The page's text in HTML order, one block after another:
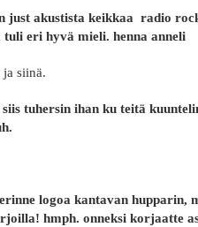
just akustista keikkaa radio
eri hyvä mieli. henna anneli
siinä.
tuhersin ihan ku teitä
logoa kantavan hupparin,
hmph. onneksi korjaatte